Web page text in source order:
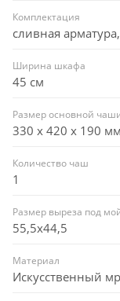
Комплектация
сливная
Ширина шкафа
45 см
Размер основной
330 х 420 х 190 мм
Количество чаш
1
Размер выреза под
55,5x44,5
Материал
Искусственный